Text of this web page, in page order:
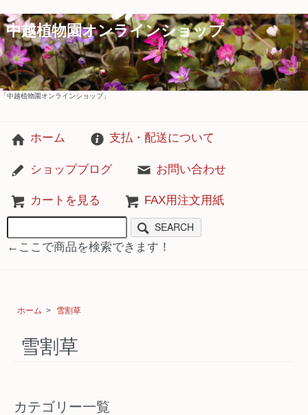
中越植物園オンラインショップ
「中越植物園オンラインショップ」
ホーム 支払・配送について
ショップブログ お問い合わせ
カートを見る FAX用注文用紙
SEARCH
←ここで商品を検索できます！
ホーム > 雪割草
雪割草
カテゴリー一覧